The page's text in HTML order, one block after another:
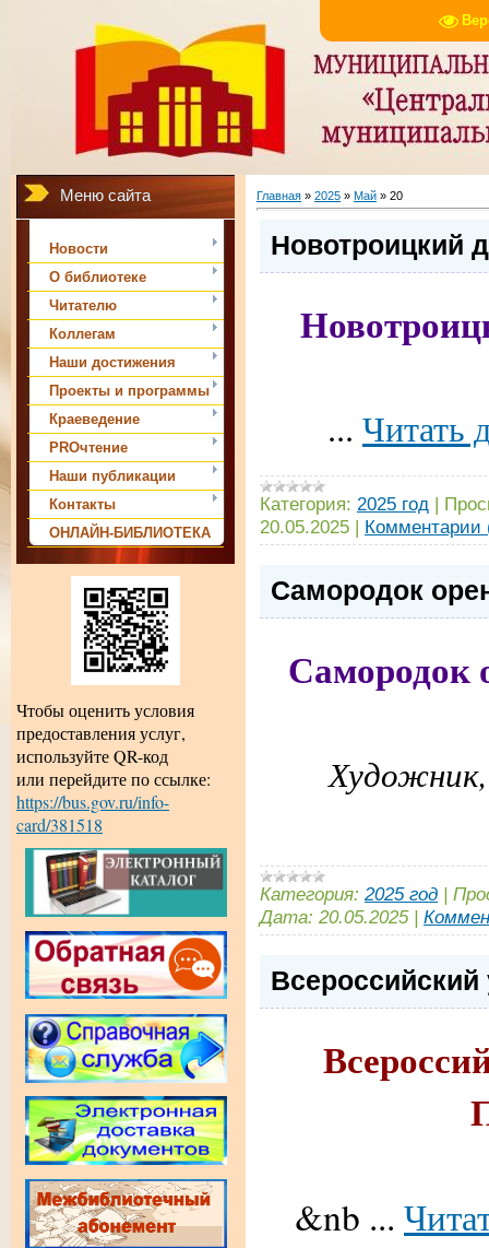
Меню сайта
Новости
О библиотеке
Читателю
Коллегам
Наши достижения
Проекты и программы
Краеведение
PROчтение
Наши публикации
Контакты
ОНЛАЙН-БИБЛИОТЕКА
Чтобы оценить условия
предоставления услуг,
используйте QR-код
или перейдите по ссылке:
https://bus.gov.ru/info-
card/381518
Главная » 2025 » Май » 20
Новотроицкий
... Читать
Категория: 2025 год |
20.05.2025 | Комментарии
Самородок
Самородок
Категория: 2025 год |
Дата: 20.05.2025 |
&nb ...